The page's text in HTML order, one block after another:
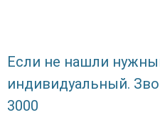
Если не нашли
индивидуальный.
3000